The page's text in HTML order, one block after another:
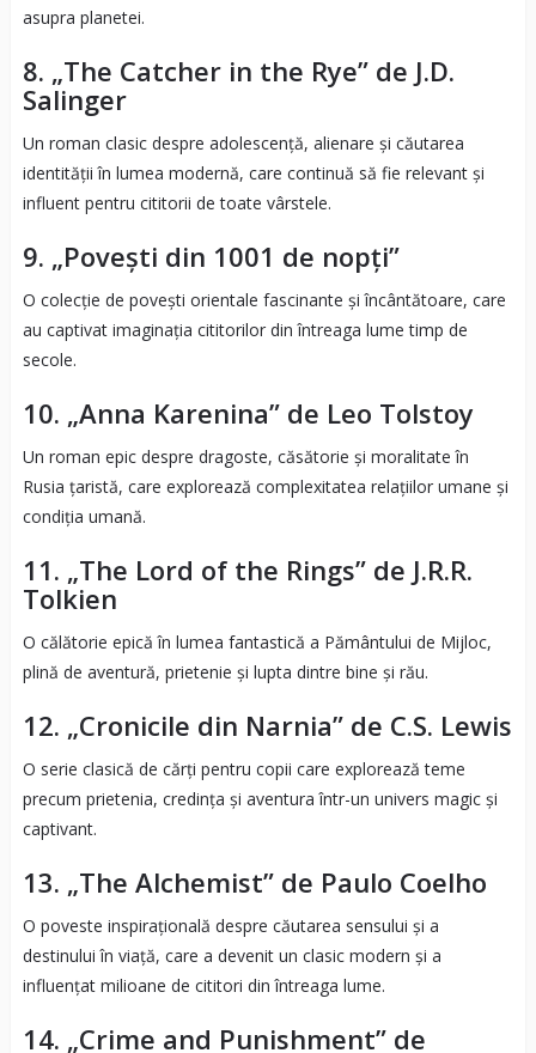
asupra planetei.
8. „The Catcher in the Rye” de J.D.
Salinger
Un roman clasic despre adolescență, alienare și căutarea
identității în lumea modernă, care continuă să fie relevant și
influent pentru cititorii de toate vârstele.
9. „Povești din 1001 de nopți”
O colecție de povești orientale fascinante și încântătoare, care
au captivat imaginația cititorilor din întreaga lume timp de
secole.
10. „Anna Karenina” de Leo Tolstoy
Un roman epic despre dragoste, căsătorie și moralitate în
Rusia țaristă, care explorează complexitatea relațiilor umane și
condiția umană.
11. „The Lord of the Rings” de J.R.R.
Tolkien
O călătorie epică în lumea fantastică a Pământului de Mijloc,
plină de aventură, prietenie și lupta dintre bine și rău.
12. „Cronicile din Narnia” de C.S. Lewis
O serie clasică de cărți pentru copii care explorează teme
precum prietenia, credința și aventura într-un univers magic și
captivant.
13. „The Alchemist” de Paulo Coelho
O poveste inspirațională despre căutarea sensului și a
destinului în viață, care a devenit un clasic modern și a
influențat milioane de cititori din întreaga lume.
14. „Crime and Punishment” de